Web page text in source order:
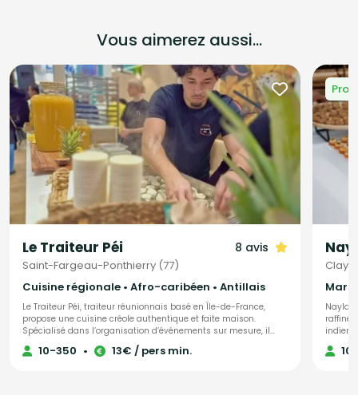
Vous aimerez aussi...
Le Traiteur Péi 8 avis
Saint-Fargeau-Ponthierry (77)
Cuisine régionale • Afro-caribéen • Antillais
Le Traiteur Péi, traiteur réunionnais basé en Île-de-France,
propose une cuisine créole authentique et faite maison.
Spécialisé dans l’organisation d’événements sur mesure, il
répond aux besoins des particuliers et des professionnels pour
des occasions variées : mariages, anniversaires, séminaires,
10-350 • 13€ / pers min.
Naylan
des
ou service